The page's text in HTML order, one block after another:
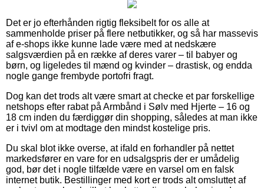
Det er jo efterhånden rigtig fleksibelt for os alle at
sammenholde priser på flere netbutikker, og så har massevis
af e-shops ikke kunne lade være med at nedskære
salgsværdien på en række af deres varer – til babyer og
børn, og ligeledes til mænd og kvinder – drastisk, og endda
nogle gange frembyde portofri fragt.
Dog kan det trods alt være smart at checke et par forskellige
netshops efter rabat på Armbånd i Sølv med Hjerte – 16 og
18 cm inden du færdiggør din shopping, således at man ikke
er i tvivl om at modtage den mindst kostelige pris.
Du skal blot ikke overse, at ifald en forhandler på nettet
markedsfører en vare for en udsalgspris der er umådelig
god, bør det i nogle tilfælde være en varsel om en falsk
internet butik. Bestillinger med kort er trods alt omsluttet af